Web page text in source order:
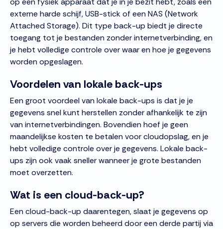
externe harde schijf, USB-stick of een NAS (Network
Attached Storage). Dit type back-up biedt je directe
toegang tot je bestanden zonder internetverbinding, en
je hebt volledige controle over waar en hoe je gegevens
worden opgeslagen.
Voordelen van lokale back-ups
Een groot voordeel van lokale back-ups is dat je je
gegevens snel kunt herstellen zonder afhankelijk te zijn
van internetverbindingen. Bovendien hoef je geen
maandelijkse kosten te betalen voor cloudopslag, en je
hebt volledige controle over je gegevens. Lokale back-
ups zijn ook vaak sneller wanneer je grote bestanden
moet overzetten.
Wat is een cloud-back-up?
Een cloud-back-up daarentegen, slaat je gegevens op
op servers die worden beheerd door een derde partij via